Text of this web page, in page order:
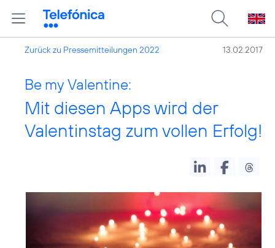
Zurück zu Pressemitteilungen 2022 13.02.2017
Be my Valentine:
Mit diesen Apps wird der
Valentinstag zum vollen Erfolg!